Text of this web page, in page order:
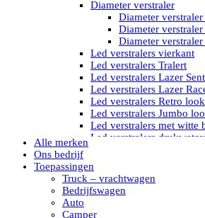
Diameter verstraler
Diameter
Diameter
Diameter
Led verstralers vierkant
Led verstralers Tralert
Led verstralers Lazer
Led verstralers Lazer
Led verstralers Retro look
Led verstralers Jumbo
Led verstralers met witte
Led verstralers
LED WERKLAMPEN
Model werklamp
Led werklamp
Alle merken
Ons bedrijf
Toepassingen
Truck – vrachtwagen
Bedrijfswagen
Auto
Camper